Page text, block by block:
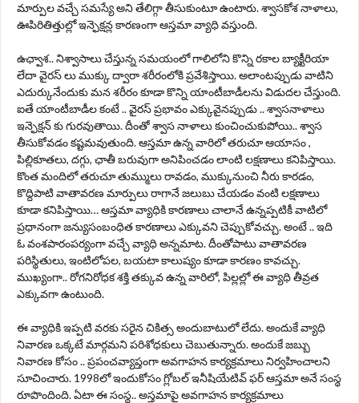
మార్పుల వచ్చే సమస్యే అని తేలిగ్గా తీసుకుంటూ ఉంటారు. శ్వాసకోశ నాళాలు,
ఊపిరితిత్తుల్లో ఇన్ఫెక్షన్ల కారణంగా ఆస్తమా వ్యాధి వస్తుంది.
ఉఛ్వాశ.. నిశ్వాసాలు చేస్తున్న సమయంలో గాలిలోని కొన్ని రకాల బ్యాక్టీరియా
లేదా వైరస్ లు ముక్కు ద్వారా శరీరంలోకి ప్రవేశిస్తాయి. అలాంటప్పుడు వాటిని
ఎదుర్కునేందుకు మన శరీరం కూడా కొన్ని యాంటీబాడీలను విడుదల చేస్తుంది.
ఐతే యాంటీబాడీల కంటే .. వైరస్ ప్రభావం ఎక్కువైనప్పుడు .. శ్వాసనాళాలు
ఇన్ఫెక్షన్ కు గురవుతాయి. దీంతో శ్వాస నాళాలు కుంచించుకుపోయి.. శ్వాస
తీసుకోవడం కష్టమవుతుంది. ఆస్తమా ఉన్న వారిలో తరుచూ ఆయాసం ,
పిల్లికూతలు, దగ్గు, ఛాతీ బరువుగా అనిపించడం లాంటి లక్షణాలు కనిపిస్తాయి.
కొంత మందిలో తరుచూ తుమ్ములు రావడం, ముక్కునుంచి నీరు కారడం,
కొద్దిపాటి వాతావరణ మార్పులు రాగానే జలుబు చేయడం వంటి లక్షణాలు
కూడా కనిపిస్తాయి… ఆస్తమా వ్యాధికి కారణాలు చాలానే ఉన్నప్పటికీ వాటిలో
ప్రధానంగా జన్యుసంబంధిత కారణాలు ఎక్కువని చెప్పుకోవచ్చు. అంటే .. ఇది
ఓ వంశపారంపర్యంగా వచ్చే వ్యాధి అన్నమాట. దీంతోపాటు వాతావరణ
పరిస్థితులు, ఇంటిలోపల, బయటా కాలుష్యం కూడా కారణం కావచ్చు.
ముఖ్యంగా.. రోగనిరోధక శక్తి తక్కువ ఉన్న వారిలో, పిల్లల్లో ఈ వ్యాధి తీవ్రత
ఎక్కువగా ఉంటుంది.
ఈ వ్యాధికి ఇప్పటి వరకు సరైన చికిత్స అందుబాటులో లేదు. అందుకే వ్యాధి
నివారణ ఒక్కటే మార్గమని పరిశోధకులు చెబుతున్నారు. అందుకే జబ్బు
నివారణ కోసం .. ప్రపంచవ్యాప్తంగా అవగాహన కార్యక్రమాలు నిర్వహించాలని
సూచించారు. 1998లో ఇందుకోసం గ్లోబల్ ఇనీషియేటివ్ ఫర్ ఆస్తమా అనే సంస్థ
రూపొందింది. ఏటా ఈ సంస్థ.. అస్తమాపై అవగాహన కార్యక్రమాలు